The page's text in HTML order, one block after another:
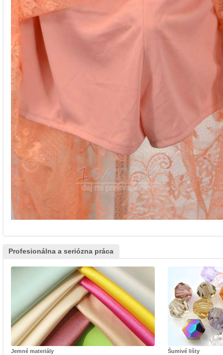
Profesionálna a seriózna práca
Jemné materiály
Šumivé lišty